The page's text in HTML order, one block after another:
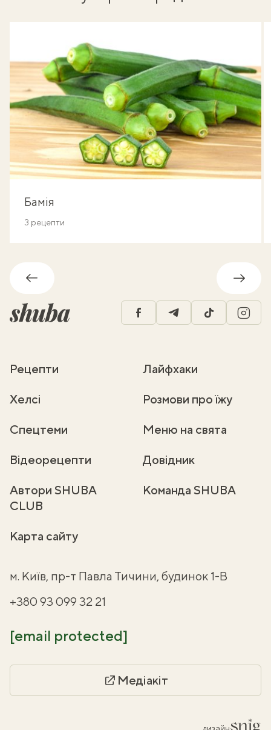
Бамія
3 рецепти
Назад
facebooktelegramtiktok
Рецепти Лайфхаки
Хелсі Розмови про їжу
Спецтеми Меню на свята
Відеорецепти Довідник
Автори SHUBA
CLUB
Команда SHUBA
Карта сайту
м. Київ, пр-т Павла Тичини, будинок 1-В
+380 93 099 32 21
[email protected]
Медіакіт
дизайн